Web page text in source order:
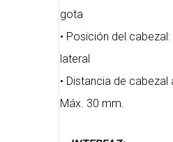
gota
• Posición del cabezal:
lateral
• Distancia de
Máx. 30 mm.